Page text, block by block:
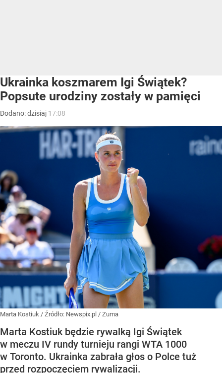
Ukrainka koszmarem Igi Świątek?
Popsute urodziny zostały w pamięci
Dodano:dzisiaj 17:08
Marta Kostiuk / Źródło: Newspix.pl / Zuma
Marta Kostiuk będzie rywalką Igi Świątek
w meczu IV rundy turnieju rangi WTA 1000
w Toronto. Ukrainka zabrała głos o Polce tuż
przed rozpoczęciem rywalizacji.